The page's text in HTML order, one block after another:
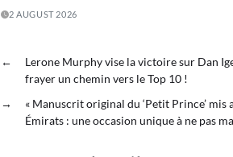
2 AUGUST 2026
←
Lerone Murphy vise la victoire sur Dan
frayer un chemin vers le Top 10 !
→
« Manuscrit original du ‘Petit Prince’ mis
Émirats : une occasion unique à ne pas